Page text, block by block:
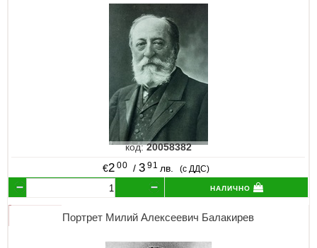
код:20058382
€2 00 / 3 91 лв. (с ДДС)
налично
Портрет Милий Алексеевич Балакирев